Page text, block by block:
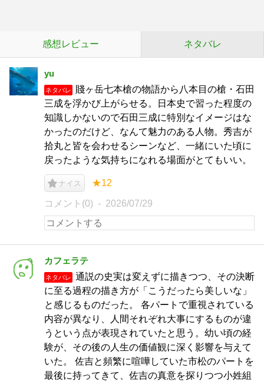
感想レビュー ネタバレ
yu
ネタバレ
賤ヶ岳七本槍の物語から八本目の槍・石田
三成を浮かび上がらせる。日本史で習った程度の
知識しかないので石田三成に特別なイメージはな
かったのだけど、なんて魅力のある人物。秀吉が
拾丸と皆を会わせるシーンなど、一緒にいた頃に
戻ったような気持ちになれる場面がとてもいい。
ナイス ★12
コメント(0) 2026/07/29
カフェラテ
ネタバレ
通説の史実は変えずに描きつつ、その決断
に至る過程の描き方が「こうだったら美しいな」
と感じるものだった。 各パートで重視されている
内容が異なり、人間それぞれ大事にするものが違
うという点が表現されていたと思う。幼い頃の経
験が、その後の人生の価値観に深く影響を与えて
いた。 佐吉と頻繁に喧嘩していた市松のパートを
最後に持ってきて、佐吉の真意を探りつつ小姓組